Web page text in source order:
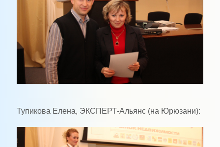
Тупикова Елена, ЭКСПЕРТ-Альянс (на Юрюзани):